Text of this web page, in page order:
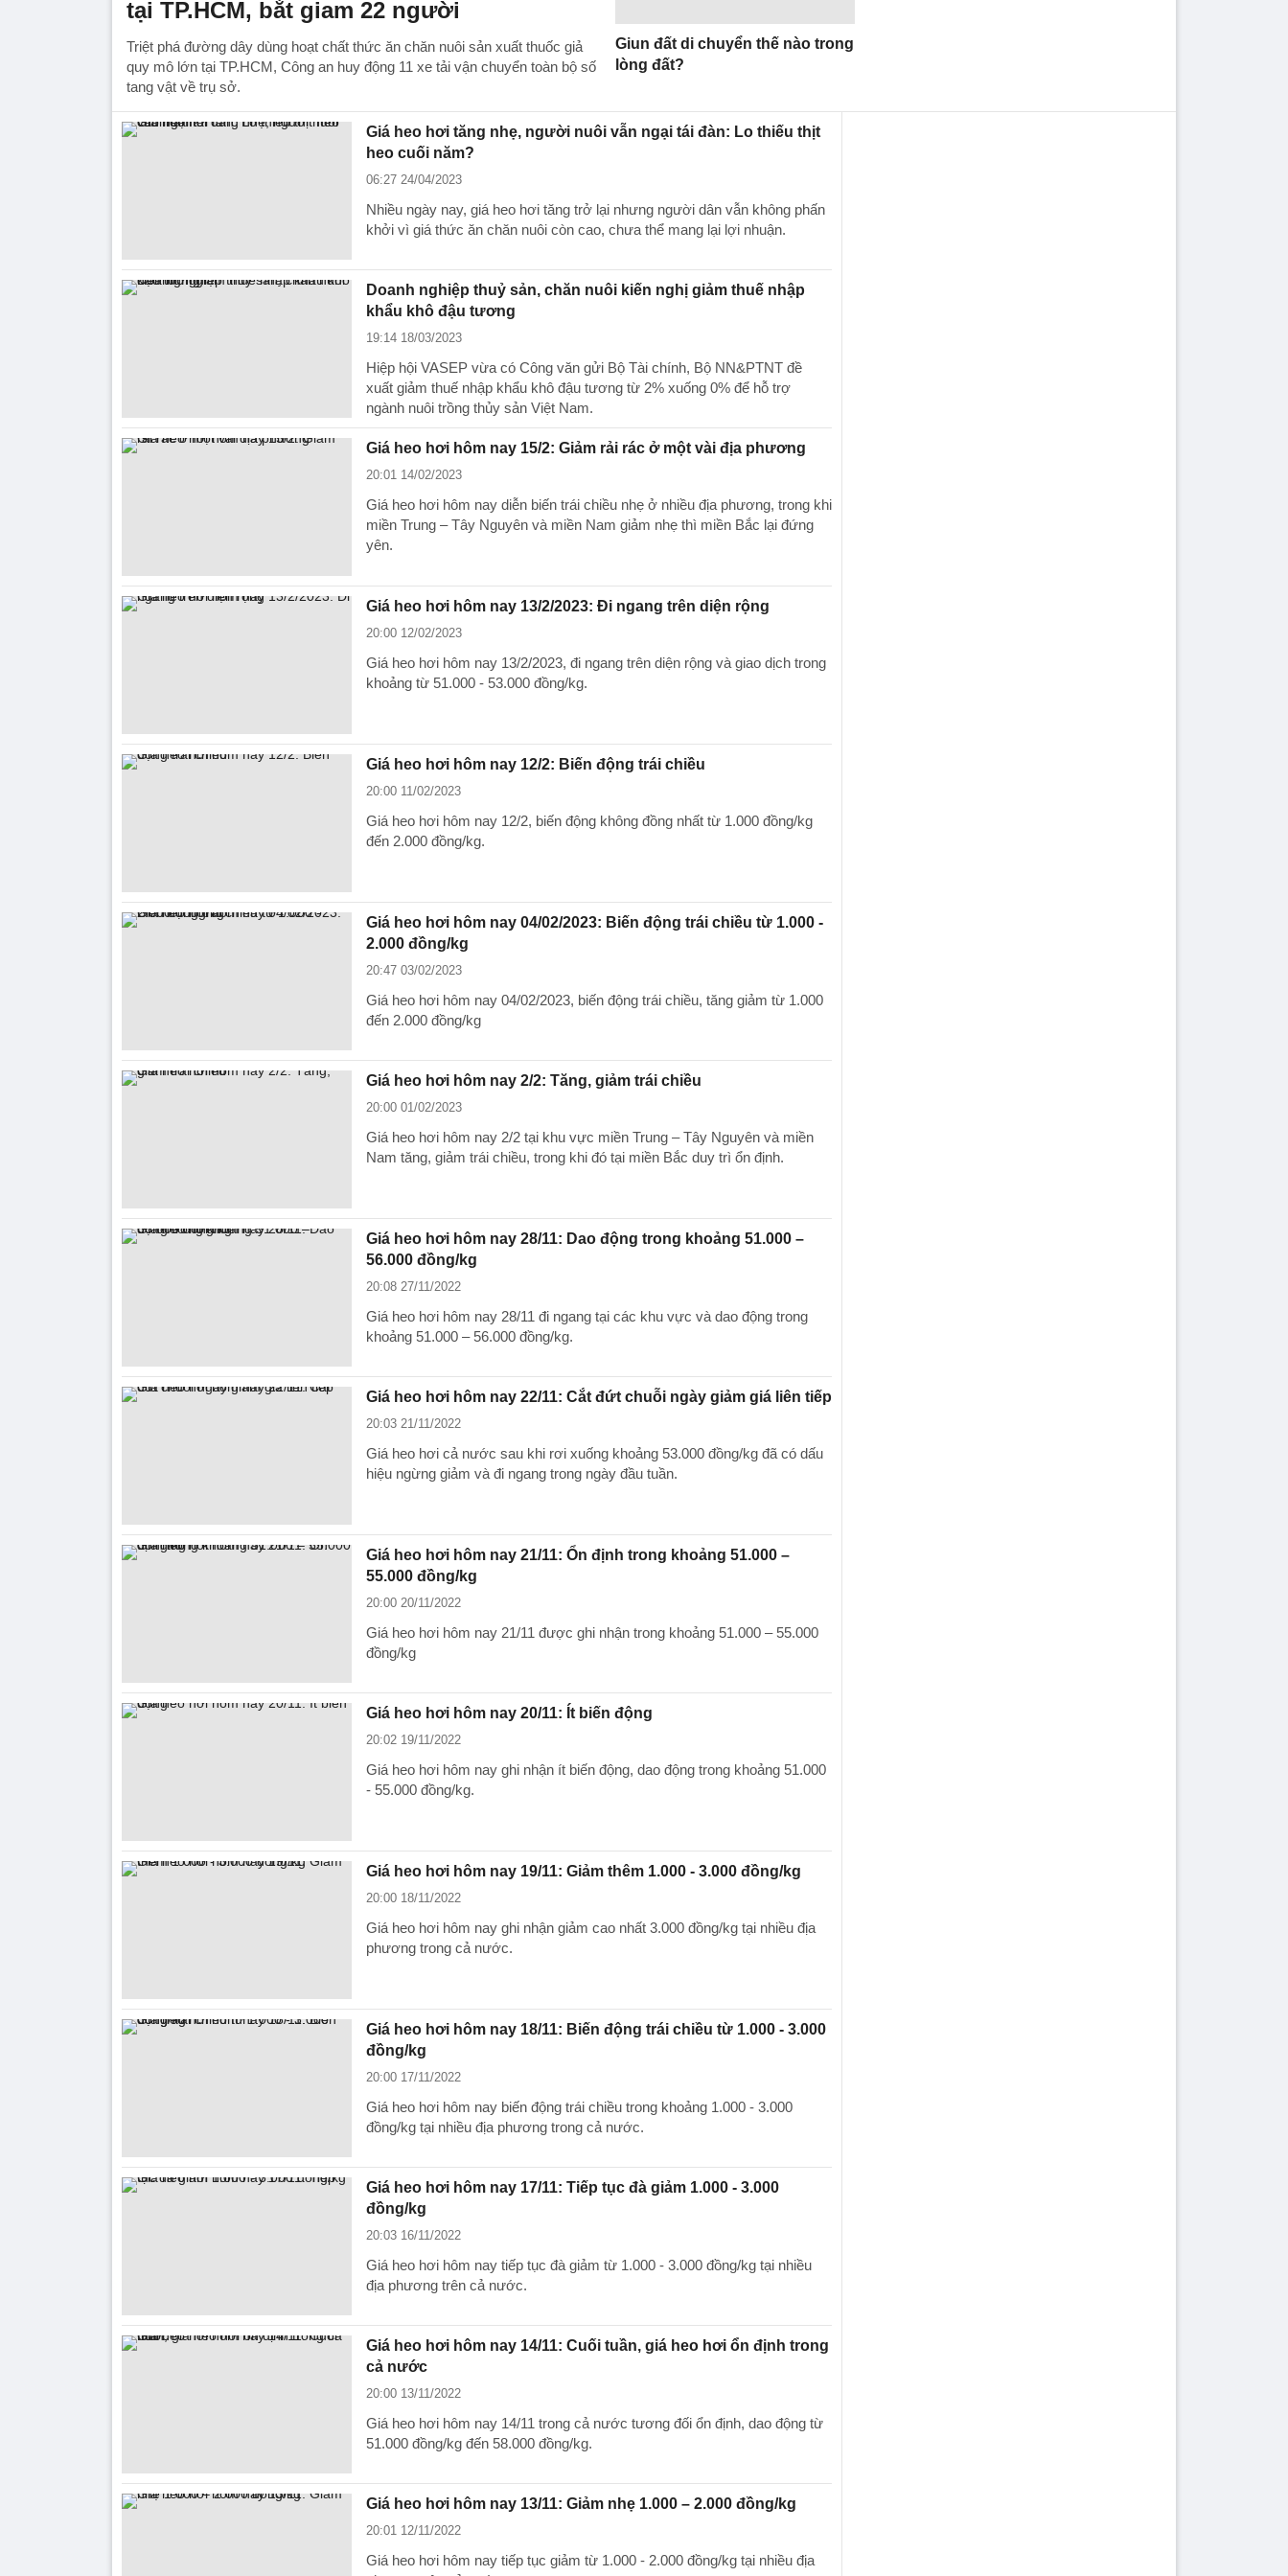
tại TP.HCM, bắt giam 22 người
Triệt phá đường dây dùng hoạt chất thức ăn chăn nuôi sản xuất thuốc giả
quy mô lớn tại TP.HCM, Công an huy động 11 xe tải vận chuyển toàn bộ số
tang vật về trụ sở.
Giun đất di chuyển thế nào trong
lòng đất?
Giá heo hơi tăng nhẹ, người nuôi vẫn ngại tái đàn: Lo thiếu thịt
heo cuối năm?
06:27 24/04/2023
Nhiều ngày nay, giá heo hơi tăng trở lại nhưng người dân vẫn không phấn
khởi vì giá thức ăn chăn nuôi còn cao, chưa thể mang lại lợi nhuận.
Doanh nghiệp thuỷ sản, chăn nuôi kiến nghị giảm thuế nhập
khẩu khô đậu tương
19:14 18/03/2023
Hiệp hội VASEP vừa có Công văn gửi Bộ Tài chính, Bộ NN&PTNT đề
xuất giảm thuế nhập khẩu khô đậu tương từ 2% xuống 0% để hỗ trợ
ngành nuôi trồng thủy sản Việt Nam.
Giá heo hơi hôm nay 15/2: Giảm rải rác ở một vài địa phương
20:01 14/02/2023
Giá heo hơi hôm nay diễn biến trái chiều nhẹ ở nhiều địa phương, trong khi
miền Trung – Tây Nguyên và miền Nam giảm nhẹ thì miền Bắc lại đứng
yên.
Giá heo hơi hôm nay 13/2/2023: Đi ngang trên diện rộng
20:00 12/02/2023
Giá heo hơi hôm nay 13/2/2023, đi ngang trên diện rộng và giao dịch trong
khoảng từ 51.000 - 53.000 đồng/kg.
Giá heo hơi hôm nay 12/2: Biến động trái chiều
20:00 11/02/2023
Giá heo hơi hôm nay 12/2, biến động không đồng nhất từ 1.000 đồng/kg
đến 2.000 đồng/kg.
Giá heo hơi hôm nay 04/02/2023: Biến động trái chiều từ 1.000 -
2.000 đồng/kg
20:47 03/02/2023
Giá heo hơi hôm nay 04/02/2023, biến động trái chiều, tăng giảm từ 1.000
đến 2.000 đồng/kg
Giá heo hơi hôm nay 2/2: Tăng, giảm trái chiều
20:00 01/02/2023
Giá heo hơi hôm nay 2/2 tại khu vực miền Trung – Tây Nguyên và miền
Nam tăng, giảm trái chiều, trong khi đó tại miền Bắc duy trì ổn định.
Giá heo hơi hôm nay 28/11: Dao động trong khoảng 51.000 –
56.000 đồng/kg
20:08 27/11/2022
Giá heo hơi hôm nay 28/11 đi ngang tại các khu vực và dao động trong
khoảng 51.000 – 56.000 đồng/kg.
Giá heo hơi hôm nay 22/11: Cắt đứt chuỗi ngày giảm giá liên tiếp
20:03 21/11/2022
Giá heo hơi cả nước sau khi rơi xuống khoảng 53.000 đồng/kg đã có dấu
hiệu ngừng giảm và đi ngang trong ngày đầu tuần.
Giá heo hơi hôm nay 21/11: Ổn định trong khoảng 51.000 –
55.000 đồng/kg
20:00 20/11/2022
Giá heo hơi hôm nay 21/11 được ghi nhận trong khoảng 51.000 – 55.000
đồng/kg
Giá heo hơi hôm nay 20/11: Ít biến động
20:02 19/11/2022
Giá heo hơi hôm nay ghi nhận ít biến động, dao động trong khoảng 51.000
- 55.000 đồng/kg.
Giá heo hơi hôm nay 19/11: Giảm thêm 1.000 - 3.000 đồng/kg
20:00 18/11/2022
Giá heo hơi hôm nay ghi nhận giảm cao nhất 3.000 đồng/kg tại nhiều địa
phương trong cả nước.
Giá heo hơi hôm nay 18/11: Biến động trái chiều từ 1.000 - 3.000
đồng/kg
20:00 17/11/2022
Giá heo hơi hôm nay biến động trái chiều trong khoảng 1.000 - 3.000
đồng/kg tại nhiều địa phương trong cả nước.
Giá heo hơi hôm nay 17/11: Tiếp tục đà giảm 1.000 - 3.000
đồng/kg
20:03 16/11/2022
Giá heo hơi hôm nay tiếp tục đà giảm từ 1.000 - 3.000 đồng/kg tại nhiều
địa phương trên cả nước.
Giá heo hơi hôm nay 14/11: Cuối tuần, giá heo hơi ổn định trong
cả nước
20:00 13/11/2022
Giá heo hơi hôm nay 14/11 trong cả nước tương đối ổn định, dao động từ
51.000 đồng/kg đến 58.000 đồng/kg.
Giá heo hơi hôm nay 13/11: Giảm nhẹ 1.000 – 2.000 đồng/kg
20:01 12/11/2022
Giá heo hơi hôm nay tiếp tục giảm từ 1.000 - 2.000 đồng/kg tại nhiều địa